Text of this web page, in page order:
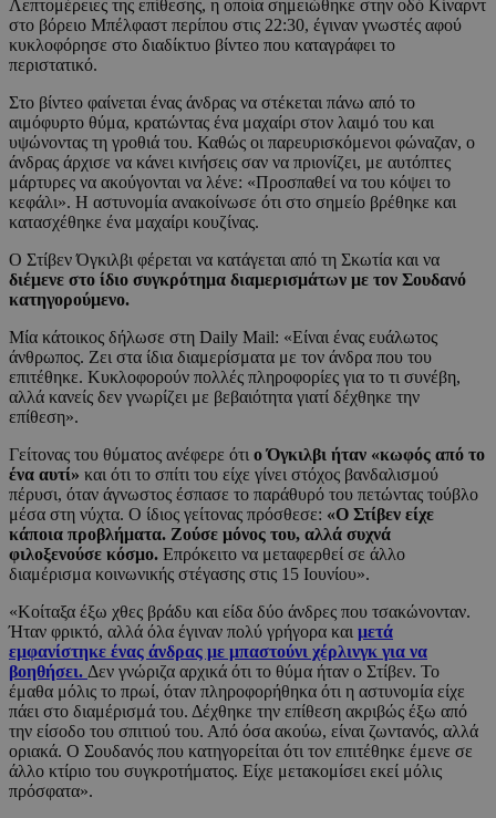
Λεπτομέρειες της επίθεσης, η οποία σημειώθηκε στην οδό Κίναρντ
στο βόρειο Μπέλφαστ περίπου στις 22:30, έγιναν γνωστές αφού
κυκλοφόρησε στο διαδίκτυο βίντεο που καταγράφει το
περιστατικό.
Στο βίντεο φαίνεται ένας άνδρας να στέκεται πάνω από το
αιμόφυρτο θύμα, κρατώντας ένα μαχαίρι στον λαιμό του και
υψώνοντας τη γροθιά του. Καθώς οι παρευρισκόμενοι φώναζαν, ο
άνδρας άρχισε να κάνει κινήσεις σαν να πριονίζει, με αυτόπτες
μάρτυρες να ακούγονται να λένε: «Προσπαθεί να του κόψει το
κεφάλι». Η αστυνομία ανακοίνωσε ότι στο σημείο βρέθηκε και
κατασχέθηκε ένα μαχαίρι κουζίνας.
Ο Στίβεν Όγκιλβι φέρεται να κατάγεται από τη Σκωτία και να
διέμενε στο ίδιο συγκρότημα διαμερισμάτων με τον Σουδανό
κατηγορούμενο.
Μία κάτοικος δήλωσε στη Daily Mail: «Είναι ένας ευάλωτος
άνθρωπος. Ζει στα ίδια διαμερίσματα με τον άνδρα που του
επιτέθηκε. Κυκλοφορούν πολλές πληροφορίες για το τι συνέβη,
αλλά κανείς δεν γνωρίζει με βεβαιότητα γιατί δέχθηκε την
επίθεση».
Γείτονας του θύματος ανέφερε ότι ο Όγκιλβι ήταν «κωφός από το
ένα αυτί» και ότι το σπίτι του είχε γίνει στόχος βανδαλισμού
πέρυσι, όταν άγνωστος έσπασε το παράθυρό του πετώντας τούβλο
μέσα στη νύχτα. Ο ίδιος γείτονας πρόσθεσε: «Ο Στίβεν είχε
κάποια προβλήματα. Ζούσε μόνος του, αλλά συχνά
φιλοξενούσε κόσμο. Επρόκειτο να μεταφερθεί σε άλλο
διαμέρισμα κοινωνικής στέγασης στις 15 Ιουνίου».
«Κοίταξα έξω χθες βράδυ και είδα δύο άνδρες που τσακώνονταν.
Ήταν φρικτό, αλλά όλα έγιναν πολύ γρήγορα και μετά
εμφανίστηκε ένας άνδρας με μπαστούνι χέρλινγκ για να
βοηθήσει. Δεν γνώριζα αρχικά ότι το θύμα ήταν ο Στίβεν. Το
έμαθα μόλις το πρωί, όταν πληροφορήθηκα ότι η αστυνομία είχε
πάει στο διαμέρισμά του. Δέχθηκε την επίθεση ακριβώς έξω από
την είσοδο του σπιτιού του. Από όσα ακούω, είναι ζωντανός, αλλά
οριακά. Ο Σουδανός που κατηγορείται ότι τον επιτέθηκε έμενε σε
άλλο κτίριο του συγκροτήματος. Είχε μετακομίσει εκεί μόλις
πρόσφατα».